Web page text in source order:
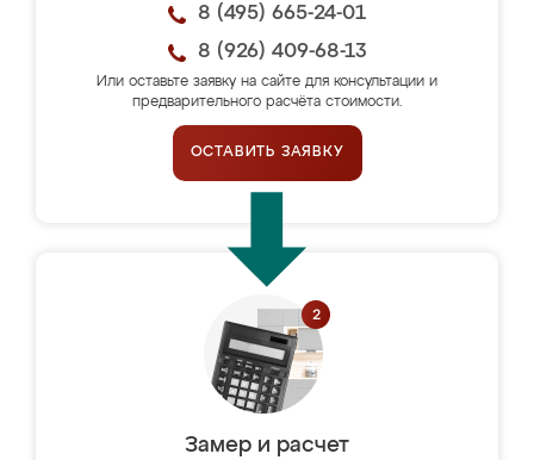
8 (495) 665-24-01
8 (926) 409-68-13
Или оставьте заявку на сайте для консультации и
предварительного расчёта стоимости.
ОСТАВИТЬ ЗАЯВКУ
Замер и расчет